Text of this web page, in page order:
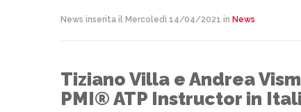
News inserita il Mercoledì 14/04/2021 in News
Tiziano Villa e Andrea
PMI® ATP Instructor in